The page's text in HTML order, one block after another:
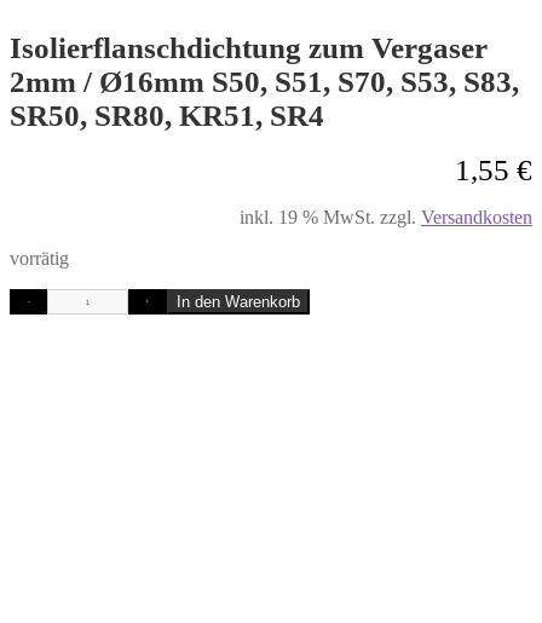
Isolierflanschdichtung zum Vergaser
2mm / Ø16mm S50, S51, S70, S53, S83,
SR50, SR80, KR51, SR4
1,55 €
inkl. 19 % MwSt. zzgl. Versandkosten
vorrätig
- + In den Warenkorb